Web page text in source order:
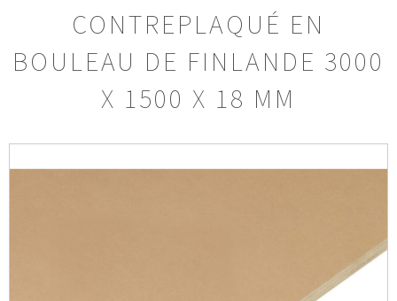
CONTREPLAQUÉ EN
BOULEAU DE FINLANDE 3000
X 1500 X 18 MM